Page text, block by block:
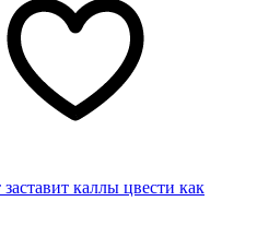
каллы цвести как